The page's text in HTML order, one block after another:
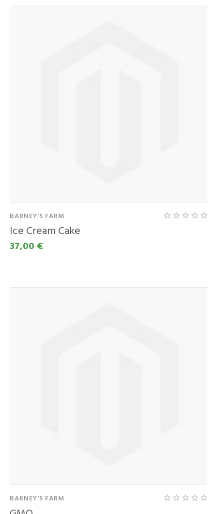
BARNEY'S FARM
Ice Cream Cake
37,00 €
BARNEY'S FARM